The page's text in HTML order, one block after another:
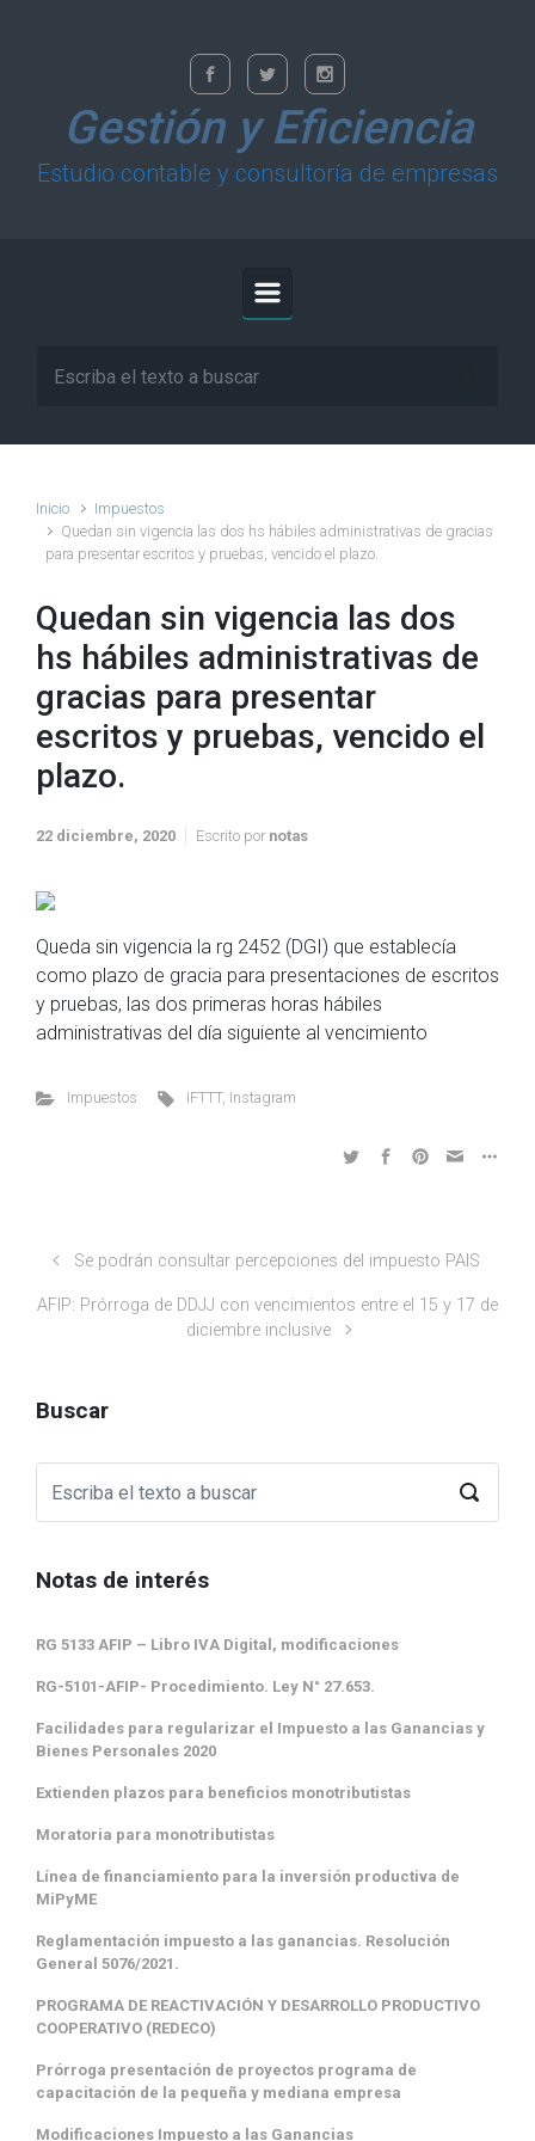
Gestión y Eficiencia
Estudio contable y consultoría de empresas
Inicio
Impuestos
Quedan sin vigencia las dos hs hábiles administrativas de gracias
para presentar escritos y pruebas, vencido el plazo.
Quedan sin vigencia las dos
hs hábiles administrativas de
gracias para presentar
escritos y pruebas, vencido el
plazo.
22 diciembre, 2020 Escrito por notas
Queda sin vigencia la rg 2452 (DGI) que establecía
como plazo de gracia para presentaciones de escritos
y pruebas, las dos primeras horas hábiles
administrativas del día siguiente al vencimiento
Impuestos IFTTT, Instagram
Se podrán consultar percepciones del impuesto PAIS
AFIP: Prórroga de DDJJ con vencimientos entre el 15 y 17 de
diciembre inclusive
Buscar
Notas de interés
RG 5133 AFIP – Libro IVA Digital, modificaciones
RG-5101-AFIP- Procedimiento. Ley N° 27.653.
Facilidades para regularizar el Impuesto a las Ganancias y
Bienes Personales 2020
Extienden plazos para beneficios monotributistas
Moratoria para monotributistas
Línea de financiamiento para la inversión productiva de
MiPyME
Reglamentación impuesto a las ganancias. Resolución
General 5076/2021.
PROGRAMA DE REACTIVACIÓN Y DESARROLLO PRODUCTIVO
COOPERATIVO (REDECO)
Prórroga presentación de proyectos programa de
capacitación de la pequeña y mediana empresa
Modificaciones Impuesto a las Ganancias